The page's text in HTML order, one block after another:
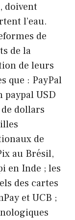
doivent
l’eau.
de
de la
de leurs
que : PayPal
paypal USD
dollars
de
au Brésil,
en Inde ; les
des cartes
et UCB ;